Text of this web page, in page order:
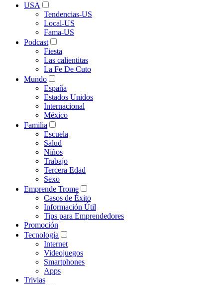
USA
Tendencias-US
Local-US
Fama-US
Podcast
Fiesta
Las calientitas
La Fe De Cuto
Mundo
España
Estados Unidos
Internacional
México
Familia
Escuela
Salud
Niños
Trabajo
Tercera Edad
Sexo
Emprende Trome
Casos de Éxito
Información Útil
Tips para Emprendedores
Promoción
Tecnología
Internet
Videojuegos
Smartphones
Apps
Trivias